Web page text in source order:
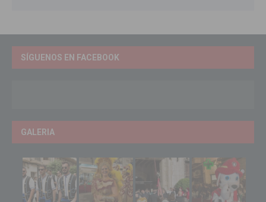
SÍGUENOS EN FACEBOOK
GALERIA